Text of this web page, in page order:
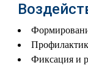
Фиксация и